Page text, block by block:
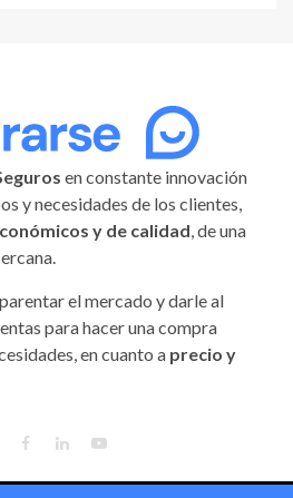
en constante innovación
y necesidades de los clientes,
y de calidad , de una
el mercado y darle al
para hacer una compra
en cuanto a precio y
FACEBOOK
LINKEDIN
YOUTUBE